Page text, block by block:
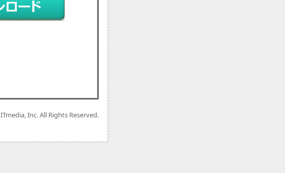
Inc. All Rights Reserved.